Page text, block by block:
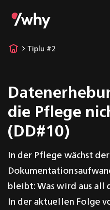
Tiplu #2
die Pflege
(DD#10)
In der Pflege wächst der
bleibt: Was wird aus all
In der aktuellen Folge